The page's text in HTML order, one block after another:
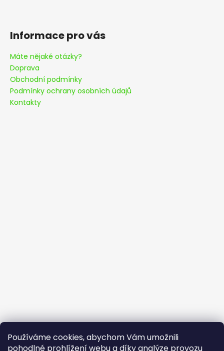
Používáme cookies, abychom Vám umožnili
pohodlné prohlížení webu a díky analýze provozu
Informace pro vás
Máte nějaké otázky?
Doprava
Obchodní podmínky
Podmínky ochrany osobních údajů
Kontakty